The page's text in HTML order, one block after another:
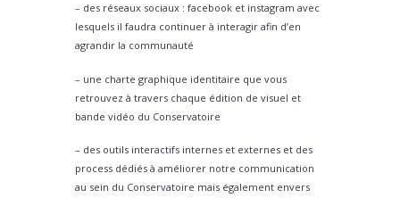
– des réseaux sociaux : facebook et instagram avec
lesquels il faudra continuer à interagir afin d’en
agrandir la communauté
– une charte graphique identitaire que vous
retrouvez à travers chaque édition de visuel et
bande vidéo du Conservatoire
– des outils interactifs internes et externes et des
process dédiés à améliorer notre communication
au sein du Conservatoire mais également envers